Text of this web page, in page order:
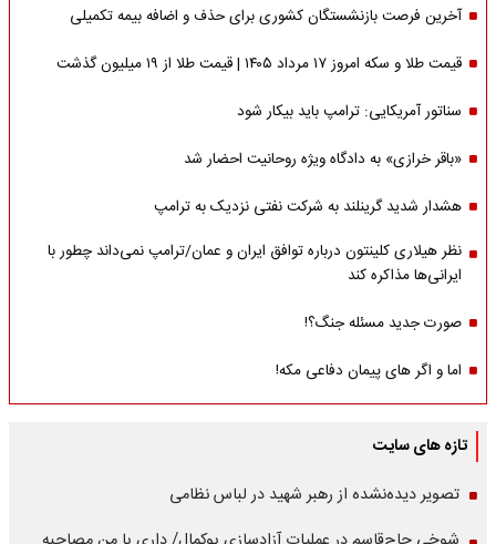
آخرین فرصت بازنشستگان کشوری برای حذف و اضافه بیمه تکمیلی
قیمت طلا و سکه امروز ۱۷ مرداد ۱۴۰۵ | قیمت طلا از ۱۹ میلیون گذشت
سناتور آمریکایی: ترامپ باید بیکار شود
«باقر خرازی» به دادگاه ویژه روحانیت احضار شد
هشدار شدید گرینلند به شرکت نفتی نزدیک به ترامپ
نظر هیلاری کلینتون درباره توافق ایران و عمان/ترامپ نمی‌داند چطور با
ایرانی‌ها مذاکره کند
صورت جدید مسئله جنگ؟!
اما و اگر های پیمان دفاعی مکه!
تازه های سایت
تصویر دیده‌نشده از رهبر شهید در لباس نظامی